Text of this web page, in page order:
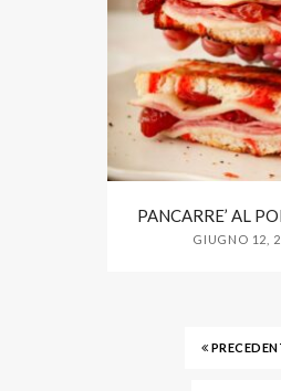
PANCARRE’ AL
GIUGNO 12,